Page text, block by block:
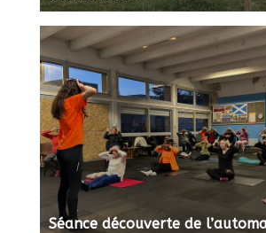
Séance découverte de